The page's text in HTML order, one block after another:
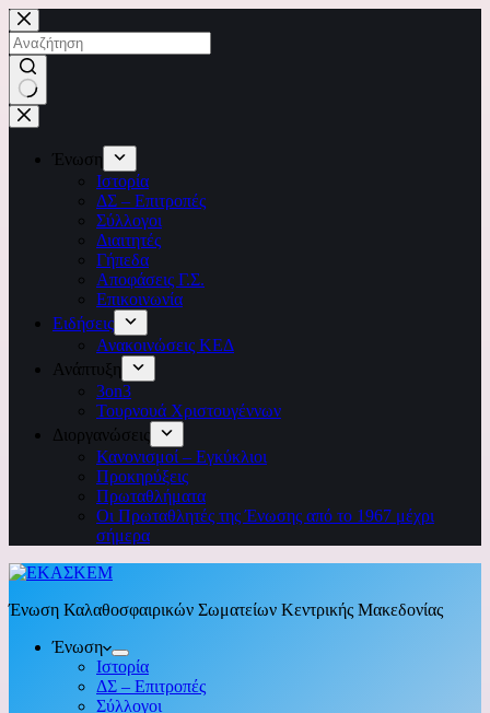
Μετάβαση
στο
περιεχόμενο
No
results
Ένωση
Ιστορία
ΔΣ – Επιτροπές
Σύλλογοι
Διαιτητές
Γήπεδα
Αποφάσεις Γ.Σ.
Επικοινωνία
Ειδήσεις
Ανακοινώσεις ΚΕΔ
Ανάπτυξη
3on3
Τουρνουά Χριστουγέννων
Διοργανώσεις
Κανονισμοί – Εγκύκλιοι
Προκηρύξεις
Πρωταθλήματα
Οι Πρωταθλητές της Ένωσης από το 1967 μέχρι
σήμερα
Ένωση Καλαθοσφαιρικών Σωματείων Κεντρικής Μακεδονίας
Ένωση
Ιστορία
ΔΣ – Επιτροπές
Σύλλογοι